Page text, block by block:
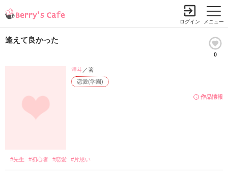
メニュー
ログイン
逢えて良かった
0
作品情報
恋愛(学園)
浬斗／著
#先生 #初心者 #恋愛 #片思い